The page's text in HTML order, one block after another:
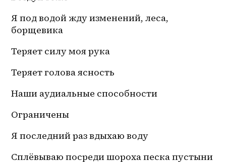
Я под водой жду изменений, леса,
борщевика
Теряет силу моя рука
Теряет голова ясность
Наши аудиальные способности
Ограничены
Я последний раз вдыхаю воду